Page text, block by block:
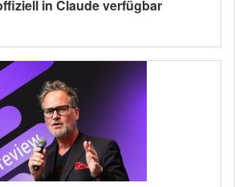
in Claude verfügbar